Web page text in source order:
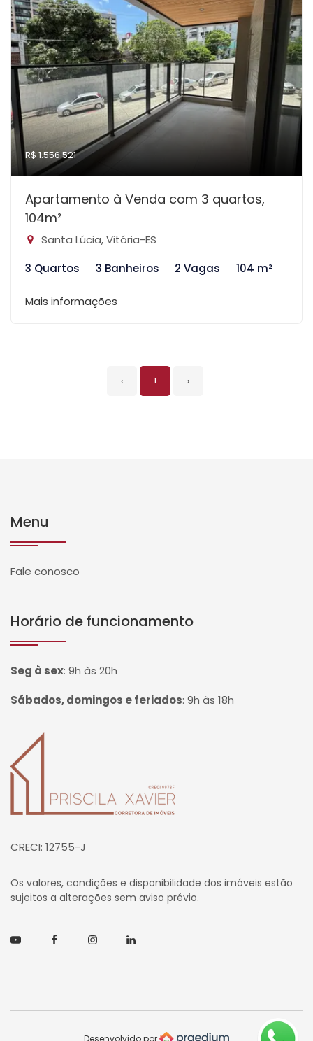
R$ 1.556.521
Apartamento à Venda com 3 quartos,
104m²
Santa Lúcia, Vitória-ES
3 Quartos
3 Banheiros 2 Vagas 104 m²
Mais informações
‹ 1 ›
Menu
Fale conosco
Horário de funcionamento
Seg à sex: 9h às 20h
Sábados, domingos e feriados: 9h às 18h
Página inicial
CRECI: 12755-J
Os valores, condições e disponibilidade dos imóveis estão
sujeitos a alterações sem aviso prévio.
YoutubeFacebookInstagramLinkedin
Desenvolvido por